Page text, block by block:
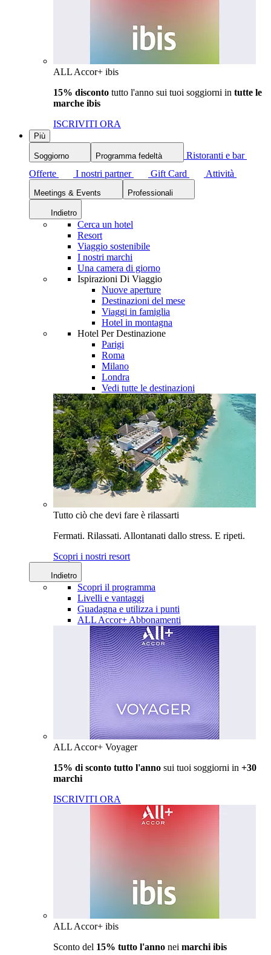
ALL Accor+ ibis
15% disconto tutto l'anno sui tuoi soggiorni in tutte le
marche ibis
ISCRIVITI ORA
Più
Soggiorno Programma fedeltà
Ristoranti e bar
Offerte
I nostri partner Gift Card Attività
Meetings & Events Professionali
Indietro
Cerca un hotel
Resort
Viaggio sostenibile
I nostri marchi
Una camera di giorno
Ispirazioni Di Viaggio
Nuove aperture
Destinazioni del mese
Viaggi in famiglia
Hotel in montagna
Hotel Per Destinazione
Parigi
Roma
Milano
Londra
Vedi tutte le destinazioni
Tutto ciò che devi fare è rilassarti
Fermati. Rilassati. Allontanati dallo stress. E ripeti.
Scopri i nostri resort
Indietro
Scopri il programma
Livelli e vantaggi
Guadagna e utilizza i punti
ALL Accor+ Abbonamenti
ALL Accor+ Voyager
15% di sconto tutto l'anno sui tuoi soggiorni in +30
marchi
ISCRIVITI ORA
ALL Accor+ ibis
Sconto del 15% tutto l'anno nei marchi ibis